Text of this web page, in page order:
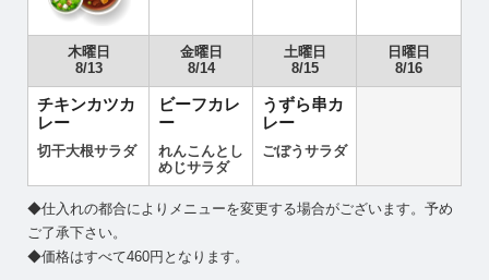
木曜日
8/13
金曜日
8/14
土曜日
8/15
日曜日
8/16
チキンカツカ
レー
切干大根サラダ
ビーフカレ
ー
れんこんとし
めじサラダ
うずら串カ
レー
ごぼうサラダ
◆仕入れの都合によりメニューを変更する場合がございます。予め
ご了承下さい。
◆価格はすべて460円となります。